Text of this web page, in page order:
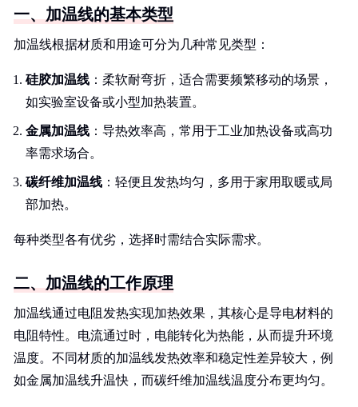
一、加温线的基本类型
加温线根据材质和用途可分为几种常见类型：
硅胶加温线 ：柔软耐弯折，适合需要频繁移动的场景，
如实验室设备或小型加热装置。
金属加温线 ：导热效率高，常用于工业加热设备或高功
率需求场合。
碳纤维加温线 ：轻便且发热均匀，多用于家用取暖或局
部加热。
每种类型各有优劣，选择时需结合实际需求。
二、加温线的工作原理
加温线通过电阻发热实现加热效果，其核心是导电材料的
电阻特性。电流通过时，电能转化为热能，从而提升环境
温度。不同材质的加温线发热效率和稳定性差异较大，例
如金属加温线升温快，而碳纤维加温线温度分布更均匀。